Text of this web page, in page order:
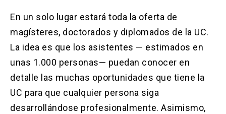
nueva
pestaña)
enlace
se
abre
en
una
nueva
pestaña)
enlace
se
abre
en
nueva
pestaña)
Correo launch
(El
enlace
abre
en
una
nueva
pestaña)
En un solo lugar estará toda la oferta de
magísteres, doctorados y diplomados de la UC.
La idea es que los asistentes — estimados en
unas 1.000 personas— puedan conocer en
detalle las muchas oportunidades que tiene la
UC para que cualquier persona siga
desarrollándose profesionalmente. Asimismo,